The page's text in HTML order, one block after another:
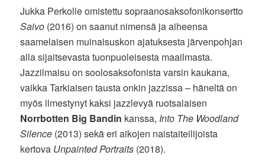
Jukka Perkolle omistettu sopraanosaksofonikonsertto
Saivo (2016) on saanut nimensä ja aiheensa
saamelaisen muinaisuskon ajatuksesta järvenpohjan
alla sijaitsevasta tuonpuoleisesta maailmasta.
Jazzilmaisu on soolosaksofonista varsin kaukana,
vaikka Tarkiaisen tausta onkin jazzissa – häneltä on
myös ilmestynyt kaksi jazzlevyä ruotsalaisen
Norrbotten Big Bandin kanssa, Into The Woodland
Silence (2013) sekä eri aikojen naistaiteilijoista
kertova Unpainted Portraits (2018).